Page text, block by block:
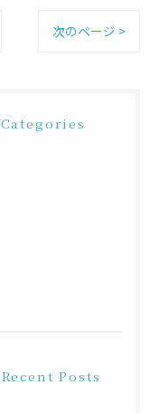
次のページ >
Categories
Recent Posts